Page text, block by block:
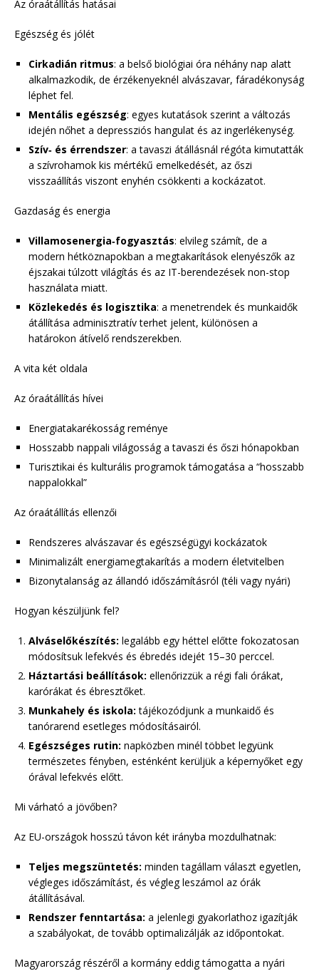
Az óraátállítás hatásai
Egészség és jólét
Cirkadián ritmus: a belső biológiai óra néhány nap alatt
alkalmazkodik, de érzékenyeknél alvászavar, fáradékonyság
léphet fel.
Mentális egészség: egyes kutatások szerint a változás
idején nőhet a depressziós hangulat és az ingerlékenység.
Szív‐ és érrendszer: a tavaszi átállásnál régóta kimutatták
a szívrohamok kis mértékű emelkedését, az őszi
visszaállítás viszont enyhén csökkenti a kockázatot.
Gazdaság és energia
Villamosenergia‐fogyasztás: elvileg számít, de a
modern hétköznapokban a megtakarítások elenyészők az
éjszakai túlzott világítás és az IT-berendezések non-stop
használata miatt.
Közlekedés és logisztika: a menetrendek és munkaidők
átállítása adminisztratív terhet jelent, különösen a
határokon átívelő rendszerekben.
A vita két oldala
Az óraátállítás hívei
Energiatakarékosság reménye
Hosszabb nappali világosság a tavaszi és őszi hónapokban
Turisztikai és kulturális programok támogatása a “hosszabb
nappalokkal”
Az óraátállítás ellenzői
Rendszeres alvászavar és egészségügyi kockázatok
Minimalizált energiamegtakarítás a modern életvitelben
Bizonytalanság az állandó időszámításról (téli vagy nyári)
Hogyan készüljünk fel?
Alváselőkészítés: legalább egy héttel előtte fokozatosan
módosítsuk lefekvés és ébredés idejét 15–30 perccel.
Háztartási beállítások: ellenőrizzük a régi fali órákat,
karórákat és ébresztőket.
Munkahely és iskola: tájékozódjunk a munkaidő és
tanórarend esetleges módosításairól.
Egészséges rutin: napközben minél többet legyünk
természetes fényben, esténként kerüljük a képernyőket egy
órával lefekvés előtt.
Mi várható a jövőben?
Az EU-országok hosszú távon két irányba mozdulhatnak:
Teljes megszüntetés: minden tagállam választ egyetlen,
végleges időszámítást, és végleg leszámol az órák
átállításával.
Rendszer fenntartása: a jelenlegi gyakorlathoz igazítják
a szabályokat, de tovább optimalizálják az időpontokat.
Magyarország részéről a kormány eddig támogatta a nyári